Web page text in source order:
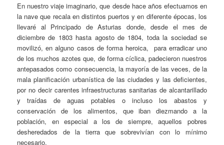
En nuestro viaje imaginario, que desde hace años efectuamos en
la nave que recala en distintos puertos y en diferente épocas, los
llevaré al Principado de Asturias donde, desde el mes de
diciembre de 1803 hasta agosto de 1804, toda la sociedad se
movilizó, en alguno casos de forma heroica, para erradicar uno
de los muchos azotes que, de forma cíclica, padecieron nuestros
antepasados como consecuencia, la mayoría de las veces, de la
mala planificación urbanística de las ciudades y las deficientes,
por no decir carentes infraestructuras sanitarias de alcantarillado
y traídas de aguas potables o incluso los abastos y
conservación de los alimentos, que iban diezmando a la
población, en especial a los de siempre, aquellos pobres
desheredados de la tierra que sobrevivían con lo mínimo
necesario.